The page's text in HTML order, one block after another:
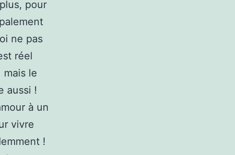
pour
ne pas
réel
mais le
aussi !
à un
vivre
!